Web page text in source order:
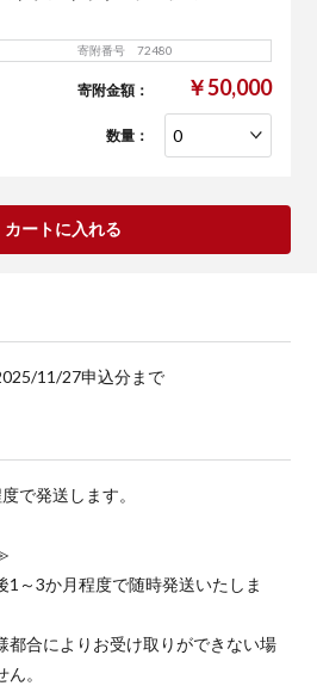
寄附番号 72480
寄附金額： ￥50,000
数量：
カートに入れる
11/27申込分まで
で発送します。
1～3か月程度で随時発送いたしま
都合によりお受け取りができない場
。